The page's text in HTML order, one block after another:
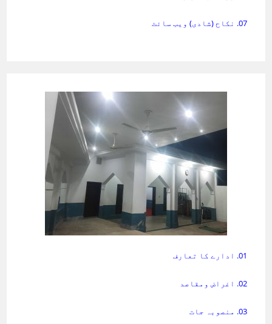
07. نکاح (شادی) ویب سائٹ
01. ادارے کا تعارف
02. اغراض ومقاصد
03. منصوبہ جات